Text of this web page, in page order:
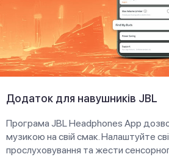
Додаток для навушників JBL
Програма JBL Headphones App
музикою на свій смак. Налаштуйте
прослуховування та жести